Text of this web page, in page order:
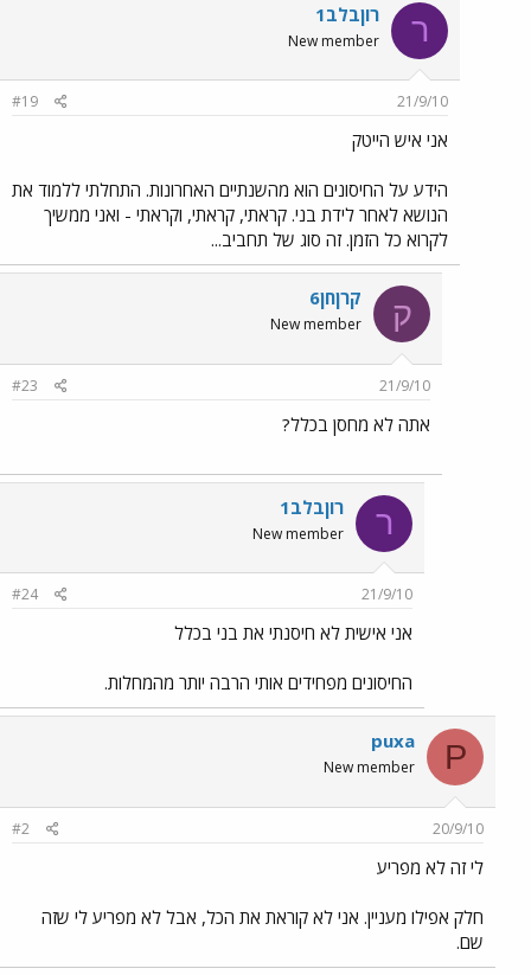
ר רוןבלב1
New member
21/9/10
#19
אני איש הייטק
הידע על החיסונים הוא מהשנתיים האחרונות. התחלתי ללמוד את
הנושא לאחר לידת בני. קראתי, קראתי, וקראתי - ואני ממשיך
לקרוא כל הזמן. זה סוג של תחביב...
ק קרןחן6
New member
21/9/10
#23
אתה לא מחסן בכלל?
ר רוןבלב1
New member
21/9/10
#24
אני אישית לא חיסנתי את בני בכלל
החיסונים מפחידים אותי הרבה יותר מהמחלות.
P
puxa
New member
20/9/10
#2
לי זה לא מפריע
חלק אפילו מעניין. אני לא קוראת את הכל, אבל לא מפריע לי שזה
שם.